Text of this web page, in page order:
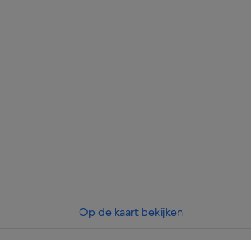
Op de kaart bekijken